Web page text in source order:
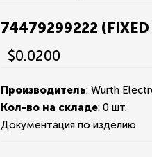
74479299222
$0.0200
Производитель: Wurth
Кол-во на складе:0 шт.
Документация по изделию